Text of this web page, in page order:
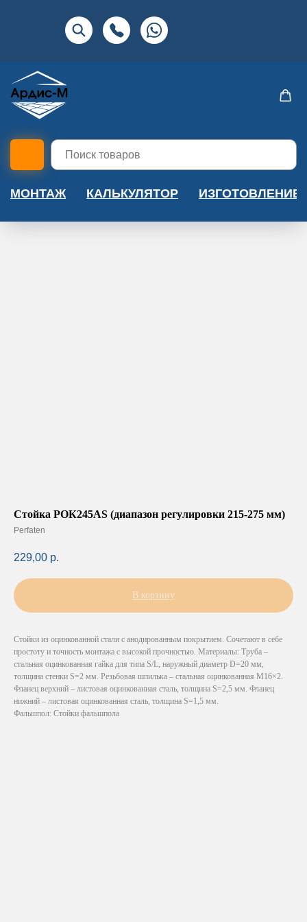
МОНТАЖ КАЛЬКУЛЯТОР ИЗГОТОВЛЕНИЕ
Стойка РОК245АS (диапазон регулировки 215-275 мм)
Perfaten
229,00 р.
В корзину
Стойки из оцинкованной стали с анодированным покрытием. Сочетают в себе
простоту и точность монтажа с высокой прочностью. Материалы: Труба –
стальная оцинкованная гайка для типа S/L, наружный диаметр D=20 мм,
толщина стенки S=2 мм. Резьбовая шпилька – стальная оцинкованная М16×2.
Фланец верхний – листовая оцинкованная сталь, толщина S=2,5 мм. Фланец
нижний – листовая оцинкованная сталь, толщина S=1,5 мм.
Фальшпол: Стойки фальшпола